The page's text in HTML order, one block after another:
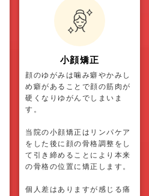
小顔矯正
顔のゆがみは噛み癖やかみし
め癖があることで顔の筋肉が
硬くなりゆがんでしまいま
す。
当院の小顔矯正はリンパケア
をした後に顔の骨格調整をし
て引き締めることにより本来
の骨格の位置に矯正します。
個人差はありますが感じる痛